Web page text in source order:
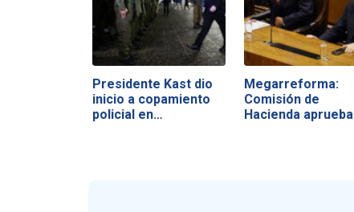
Presidente Kast dio
inicio a copamiento
policial en…
Megarreforma:
Comisión de
Hacienda aprueba